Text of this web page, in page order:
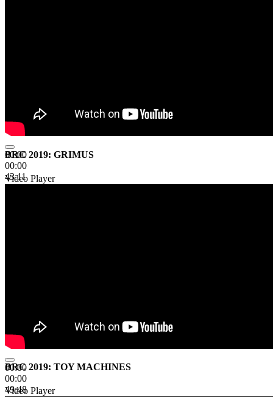
00:00
00:00
43:11
BRC 2019: GRIMUS
Video Player
00:00
00:00
49:48
BRC 2019: TOY MACHINES
Video Player